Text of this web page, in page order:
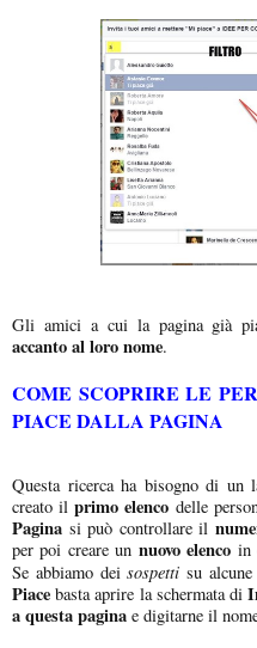
Gli amici a cui la pagina già
accanto al loro nome.
COME SCOPRIRE LE
PIACE DALLA PAGINA
Questa ricerca ha bisogno di
creato ilprimo elenco delle
Pagina si può controllare il
per poi creare un nuovo elenco in
Se abbiamo deisospetti su
Piace basta aprire la schermata di
a questa pagina e digitarne il